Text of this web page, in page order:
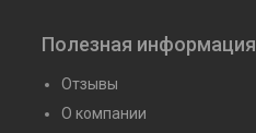
Полезная информация
Отзывы
О компании